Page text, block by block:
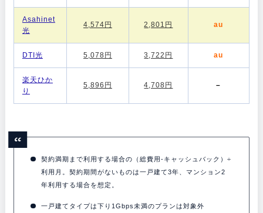
Asahinet
光
4,574円 2,801円 au
DTI光 5,078円 3,722円 au
楽天ひか
り
5,896円 4,708円 –
契約満期まで利用する場合の（総費用-キャッシュバック）÷
利用月。契約期間がないものは一戸建て3年、マンション2
年利用する場合を想定。
一戸建てタイプは下り1Gbps未満のプランは対象外